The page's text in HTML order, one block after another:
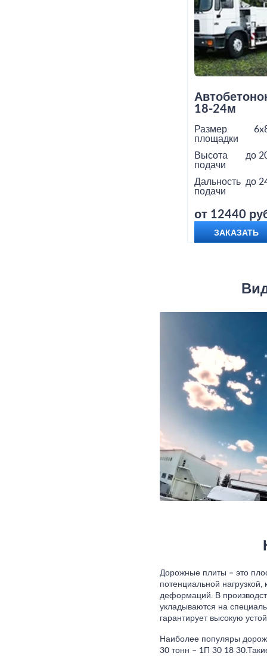
18-24м
Размер
площадки
Высота
подачи
до
Дальность
подачи
до
от 12440
ЗАКАЗАТЬ
Дорожные плиты – это
потенциальной
деформаций. В
укладываются на
гарантирует высокую
Наиболее популяры
30 тонн – 1П 30 18